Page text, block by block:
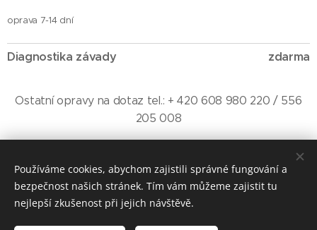
oprava 7-14 dní
Diagnostika závady zdarma
Ostatní opravy na dotaz tel.: + 420 608 980 220 / 556
205 008
©iPhoneOstrava.cz Závodní 974/103 Ostrava - Zábřeh Tel.: +420
608 980 220 Provozní doba: Po-Pá 9-12 / 13-16h mimo prac.dobu
IČ: 88149358 Neplátce DPH
Používáme cookies, abychom zajistili správné fungování a
bezpečnost našich stránek. Tím vám můžeme zajistit tu
nejlepší zkušenost při jejich návštěvě.